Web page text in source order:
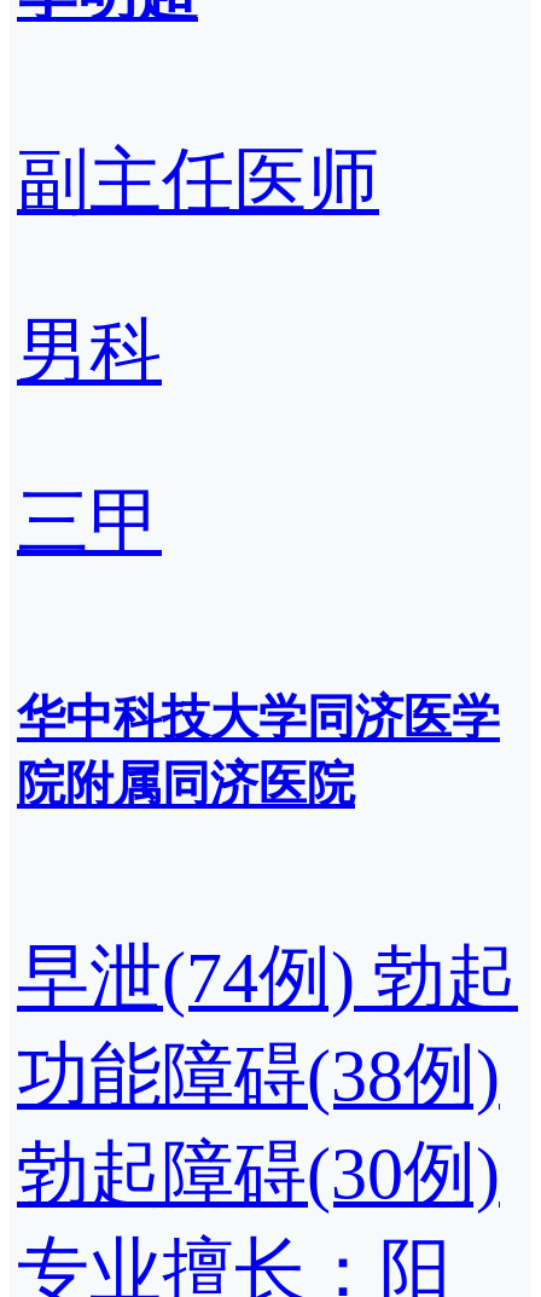
副主任医师
男科
三甲
华中科技大学同济医学
院附属同济医院
早泄(74例) 勃起
功能障碍(38例)
勃起障碍(30例)
专业擅长：阳